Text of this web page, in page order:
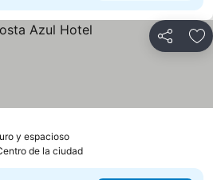
Compartir
y espacioso
de la ciudad